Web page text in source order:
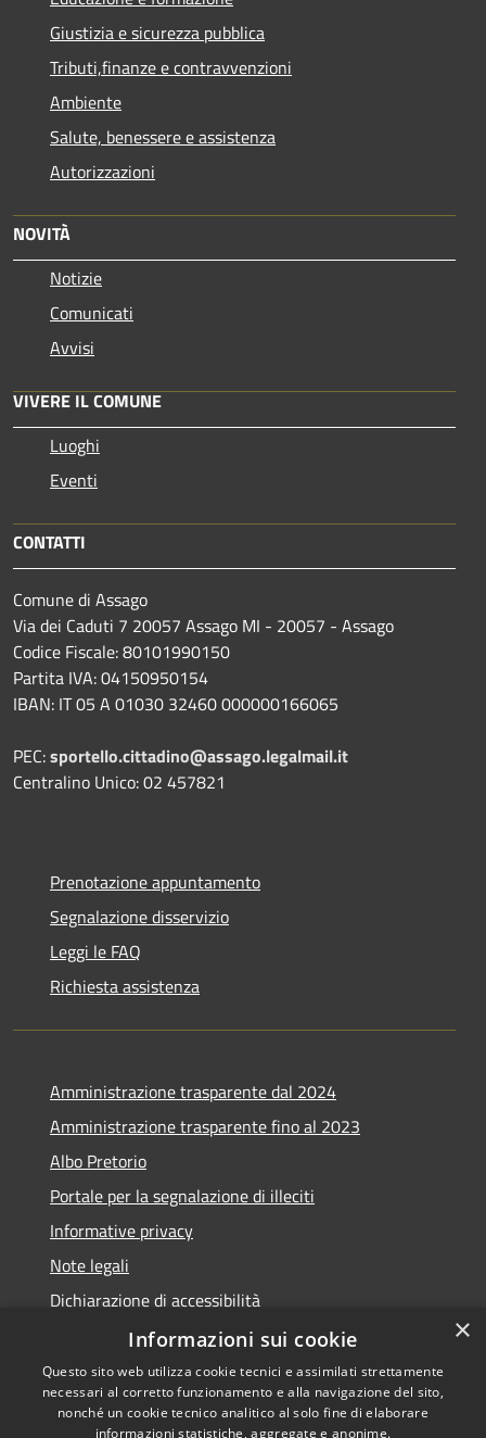
Giustizia e sicurezza pubblica
Tributi,finanze e contravvenzioni
Ambiente
Salute, benessere e assistenza
Autorizzazioni
NOVITÀ
Notizie
Comunicati
Avvisi
VIVERE IL COMUNE
Luoghi
Eventi
CONTATTI
Comune di Assago
Via dei Caduti 7 20057 Assago MI - 20057 - Assago
Codice Fiscale: 80101990150
Partita IVA: 04150950154
IBAN: IT 05 A 01030 32460 000000166065
PEC:sportello.cittadino@assago.legalmail.it
Centralino Unico: 02 457821
Prenotazione appuntamento
Segnalazione disservizio
Leggi le FAQ
Richiesta assistenza
Amministrazione trasparente dal 2024
Amministrazione trasparente fino al 2023
Albo Pretorio
Portale per la segnalazione di illeciti
Informative privacy
Note legali
Dichiarazione di accessibilità
Segnalazioni di inaccessibilità
×
Informazioni sui cookie
Questo sito web utilizza cookie tecnici e assimilati strettamente
necessari al corretto funzionamento e alla navigazione del sito,
nonché un cookie tecnico analitico al solo fine di elaborare
informazioni statistiche, aggregate e anonime.